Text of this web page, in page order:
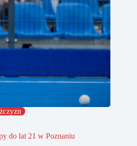
do lat 21 w Poznaniu